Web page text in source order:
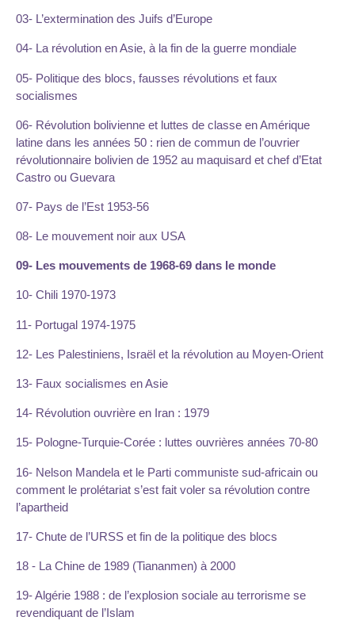
03- L’extermination des Juifs d’Europe
04- La révolution en Asie, à la fin de la guerre mondiale
05- Politique des blocs, fausses révolutions et faux
socialismes
06- Révolution bolivienne et luttes de classe en Amérique
latine dans les années 50 : rien de commun de l’ouvrier
révolutionnaire bolivien de 1952 au maquisard et chef d’Etat
Castro ou Guevara
07- Pays de l’Est 1953-56
08- Le mouvement noir aux USA
09- Les mouvements de 1968-69 dans le monde
10- Chili 1970-1973
11- Portugal 1974-1975
12- Les Palestiniens, Israël et la révolution au Moyen-Orient
13- Faux socialismes en Asie
14- Révolution ouvrière en Iran : 1979
15- Pologne-Turquie-Corée : luttes ouvrières années 70-80
16- Nelson Mandela et le Parti communiste sud-africain ou
comment le prolétariat s’est fait voler sa révolution contre
l’apartheid
17- Chute de l’URSS et fin de la politique des blocs
18 - La Chine de 1989 (Tiananmen) à 2000
19- Algérie 1988 : de l’explosion sociale au terrorisme se
revendiquant de l’Islam